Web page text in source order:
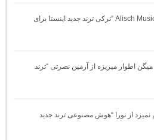
دانلود آهنگ Havası Yeter از Alisch Music “ترکی ترند جدید اینستا برای
اﻃﻮار ﻣﻴﺮﻳﺰه از آرمین نصرتی “ترند
نمیزد از نورا “هوش مصنوعی ترند جدید